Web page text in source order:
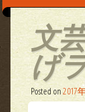
content
文
げ
Posted on2017